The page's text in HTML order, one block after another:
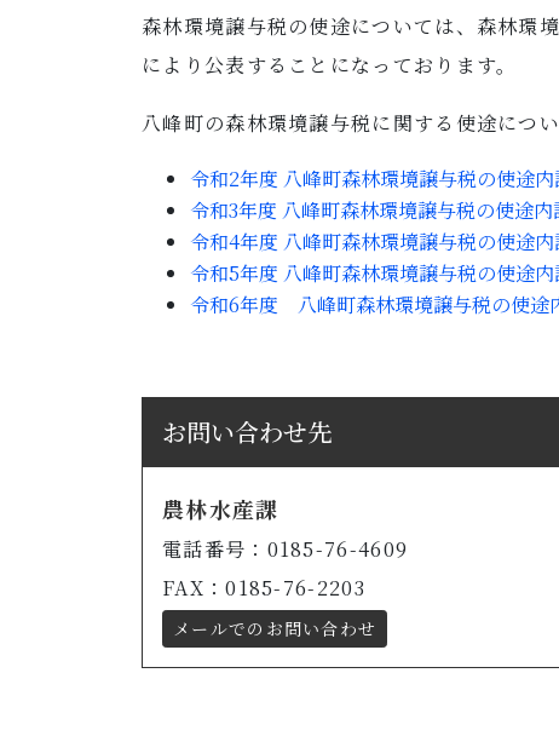
森林環境譲与税の使途については、森林環
により公表することになっております。
八峰町の森林環境譲与税に関する使途につ
令和2年度 八峰町森林環境譲与税の使途内
令和3年度 八峰町森林環境譲与税の使途内
令和4年度 八峰町森林環境譲与税の使途内
令和5年度 八峰町森林環境譲与税の使途内
令和6年度 八峰町森林環境譲与税の使途
お問い合わせ先
農林水産課
電話番号：0185-76-4609
FAX：0185-76-2203
メールでのお問い合わせ